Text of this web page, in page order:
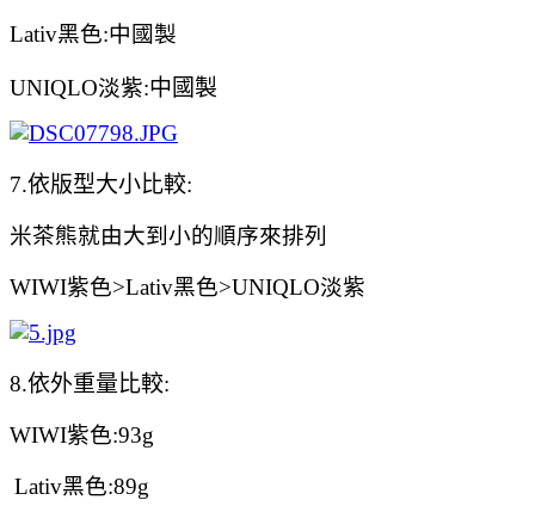
Lativ黑色:中國製
UNIQLO淡紫:中國製
7.依版型大小比較:
米茶熊就由大到小的順序來排列
WIWI紫色>Lativ黑色>UNIQLO淡紫
8.依外重量 比較:
WIWI紫色:93g
Lativ黑色:89g